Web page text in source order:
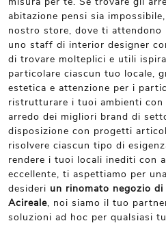
abitazione pensi sia
nostro store, dove ti attendono
uno staff di interior designer
di trovare molteplici e utili
particolare ciascun tuo locale,
estetica e attenzione per i
ristrutturare i tuoi ambienti con
arredo dei migliori brand di
disposizione con progetti
risolvere ciascun tipo di
rendere i tuoi locali inediti con
eccellente, ti aspettiamo per
desideri un rinomato negozio
Acireale, noi siamo il tuo
soluzioni ad hoc per qualsiasi